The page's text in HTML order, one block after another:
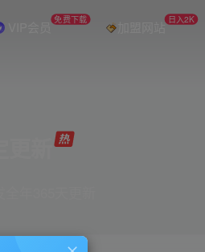
VIP会员 免费下载 加盟网站 日入2K